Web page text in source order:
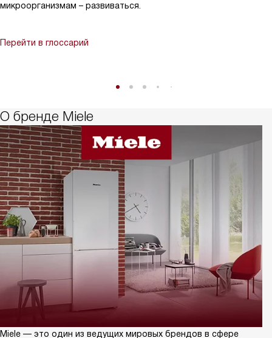
микроорганизмам – развиваться.
Перейти в глоссарий
О бренде Miele
Miele — это один из ведущих мировых брендов в сфере